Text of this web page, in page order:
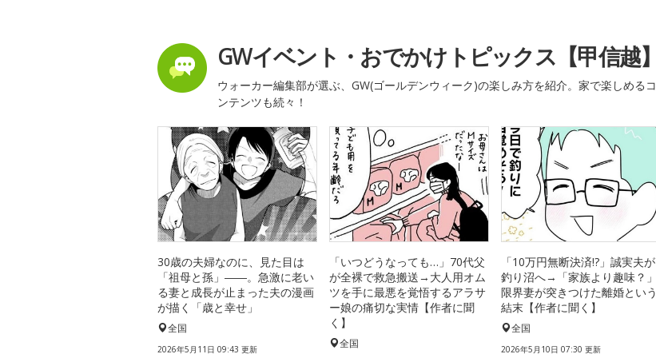
GWイベント・おでかけトピックス【甲信越】
ウォーカー編集部が選ぶ、GW(ゴールデンウィーク)の楽しみ方を紹介。家で楽しめるコ
ンテンツも続々！
30歳の夫婦なのに、見た目は
「祖母と孫」――。急激に老い
る妻と成長が止まった夫の漫画
が描く「歳と幸せ」
全国
2026年5月11日 09:43 更新
「いつどうなっても…」70代父
が全裸で救急搬送→大人用オム
ツを手に最悪を覚悟するアラサ
ー娘の痛切な実情【作者に聞
く】
全国
「10万円無断決済!?」誠実夫が
釣り沼へ→「家族より趣味？」
限界妻が突きつけた離婚という
結末【作者に聞く】
全国
2026年5月10日 07:30 更新